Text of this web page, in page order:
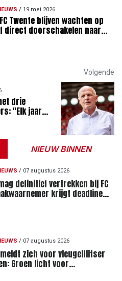
/ 19 mei 2026
Twente blijven wachten op
direct doorschakelen naar
Volgende
drie
"Elk jaar
NIEUW BINNEN
/ 07 augustus 2026
definitief vertrekken bij FC
krijgt deadline
vervanger
/ 07 augustus 2026
meldt zich voor vleugelflitser
Groen licht voor